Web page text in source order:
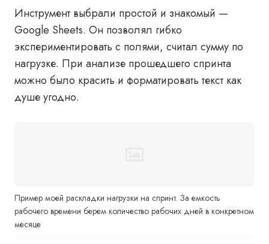
Инструмент выбрали простой и знакомый —
Google Sheets. Он позволял гибко
экспериментировать с полями, считал сумму по
нагрузке. При анализе прошедшего спринта
можно было красить и форматировать текст как
душе угодно.
Пример моей раскладки нагрузки на спринт. За емкость
рабочего времени берем количество рабочих дней в конкретном
месяце